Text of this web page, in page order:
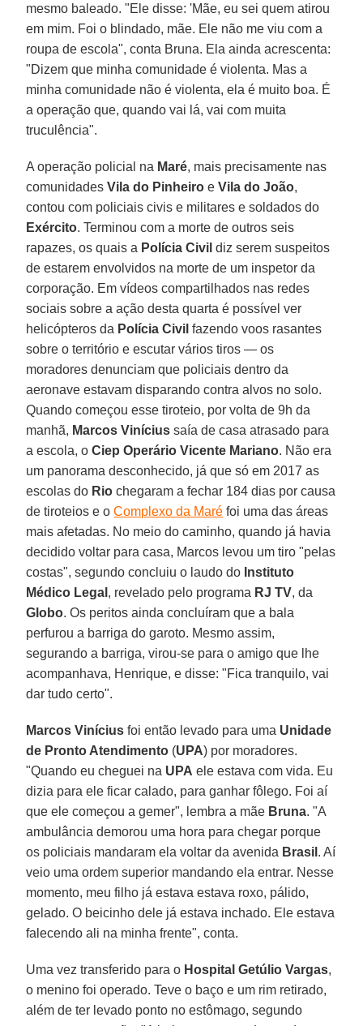
mesmo baleado. "Ele disse: 'Mãe, eu sei quem atirou
em mim. Foi o blindado, mãe. Ele não me viu com a
roupa de escola", conta Bruna. Ela ainda acrescenta:
"Dizem que minha comunidade é violenta. Mas a
minha comunidade não é violenta, ela é muito boa. É
a operação que, quando vai lá, vai com muita
truculência".
A operação policial na Maré, mais precisamente nas
comunidadesVila do Pinheiroe Vila do João,
contou com policiais civis e militares e soldados do
Exército. Terminou com a morte de outros seis
rapazes, os quais a Polícia Civil diz serem suspeitos
de estarem envolvidos na morte de um inspetor da
corporação. Em vídeos compartilhados nas redes
sociais sobre a ação desta quarta é possível ver
helicópteros da Polícia Civil fazendo voos rasantes
sobre o território e escutar vários tiros — os
moradores denunciam que policiais dentro da
aeronave estavam disparando contra alvos no solo.
Quando começou esse tiroteio, por volta de 9h da
manhã, Marcos Vinícius saía de casa atrasado para
a escola, oCiep Operário Vicente Mariano. Não era
um panorama desconhecido, já que só em 2017 as
escolas do Rio chegaram a fechar 184 dias por causa
de tiroteios e oComplexo da Maré foi uma das áreas
mais afetadas. No meio do caminho, quando já havia
decidido voltar para casa, Marcos levou um tiro "pelas
costas", segundo concluiu o laudo do Instituto
Médico Legal , revelado pelo programa RJ TV, da
Globo. Os peritos ainda concluíram que a bala
perfurou a barriga do garoto. Mesmo assim,
segurando a barriga, virou-se para o amigo que lhe
acompanhava, Henrique, e disse: "Fica tranquilo, vai
dar tudo certo".
Marcos Vinícius foi então levado para uma Unidade
de Pronto Atendimento (UPA) por moradores.
"Quando eu cheguei na UPA ele estava com vida. Eu
dizia para ele ficar calado, para ganhar fôlego. Foi aí
que ele começou a gemer", lembra a mãe Bruna. "A
ambulância demorou uma hora para chegar porque
os policiais mandaram ela voltar da avenida Brasil . Aí
veio uma ordem superior mandando ela entrar. Nesse
momento, meu filho já estava estava roxo, pálido,
gelado. O beicinho dele já estava inchado. Ele estava
falecendo ali na minha frente", conta.
Uma vez transferido para o Hospital Getúlio Vargas,
o menino foi operado. Teve o baço e um rim retirado,
além de ter levado ponto no estômago, segundo